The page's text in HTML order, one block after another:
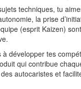
techniques, tu
la prise
(esprit Kaizen)
à développer tes
qui contribue
autocaristes et